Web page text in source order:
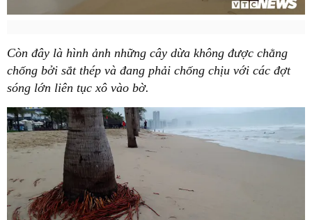
Còn đây là hình ảnh những cây dừa không được chằng
chống bởi sắt thép và đang phải chống chịu với các đợt
sóng lớn liên tục xô vào bờ.